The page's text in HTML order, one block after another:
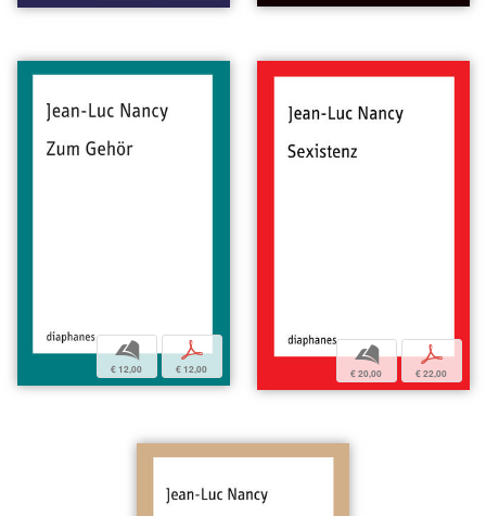
b
€ 12,00
p
€ 12,00
b
€ 20,00
p
€ 22,00